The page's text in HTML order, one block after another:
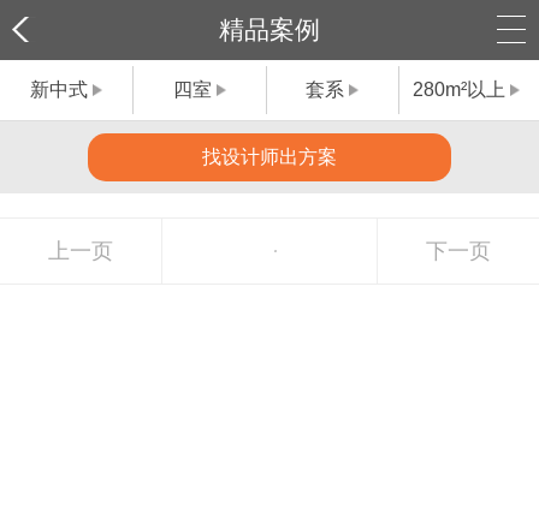
精品案例
新中式 四室 套系 280m²以上
找设计师出方案
上一页 下一页